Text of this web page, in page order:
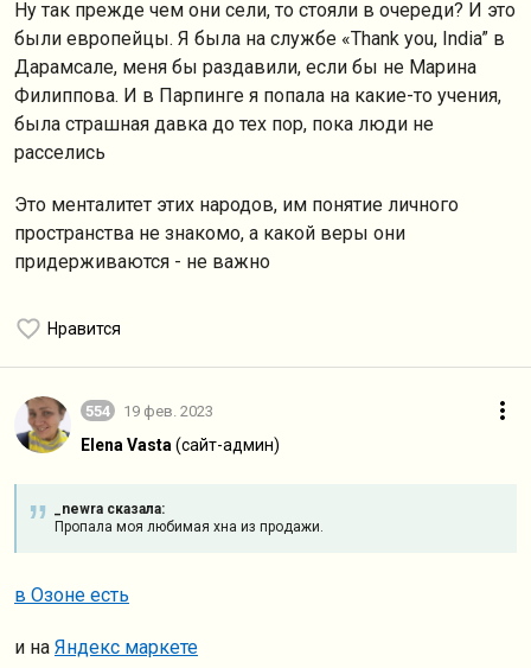
Ну так прежде чем они сели, то стояли в очереди? И это
были европейцы. Я была на службе «Thank you, India” в
Дарамсале, меня бы раздавили, если бы не Марина
Филиппова. И в Парпинге я попала на какие-то учения,
была страшная давка до тех пор, пока люди не
расселись
Это менталитет этих народов, им понятие личного
пространства не знакомо, а какой веры они
придерживаются - не важно
Нравится
554 19 фев. 2023
Elena Vasta(сайт-админ)
_newra сказалa:
Пропала моя любимая хна из продажи.
в Озоне есть
и на Яндекс маркете